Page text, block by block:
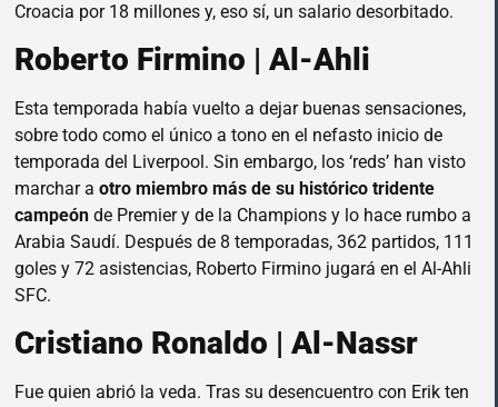
Croacia por 18 millones y, eso sí, un salario desorbitado.
Roberto Firmino | Al-Ahli
Esta temporada había vuelto a dejar buenas sensaciones,
sobre todo como el único a tono en el nefasto inicio de
temporada del Liverpool. Sin embargo, los ‘reds’ han visto
marchar a otro miembro más de su histórico tridente
campeón de Premier y de la Champions y lo hace rumbo a
Arabia Saudí. Después de 8 temporadas, 362 partidos, 111
goles y 72 asistencias, Roberto Firmino jugará en el Al-Ahli
SFC.
Cristiano Ronaldo | Al-Nassr
Fue quien abrió la veda. Tras su desencuentro con Erik ten